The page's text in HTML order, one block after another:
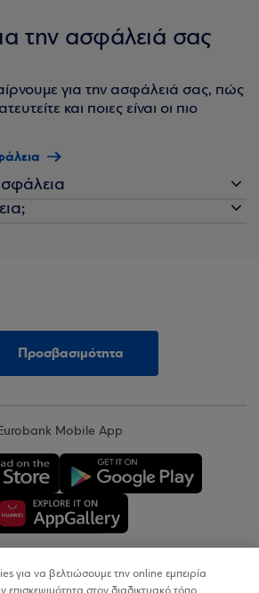
την ασφάλειά σας
για την ασφάλειά σας, πώς
και ποιες είναι οι πιο
Προσβασιμότητα
Mobile App
Copyright © 2026
για να βελτιώσουμε την online εμπειρία